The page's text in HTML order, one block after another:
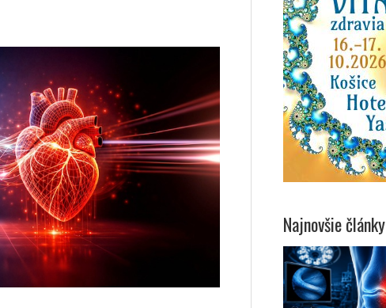
Najnovšie články